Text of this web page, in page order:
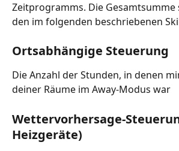
Zeitprogramms. Die Gesamtsumme
den im folgenden beschriebenen
Ortsabhängige Steuerung
Die Anzahl der Stunden, in denen
deiner Räume im Away-Modus war
Wettervorhersage-
Heizgeräte)